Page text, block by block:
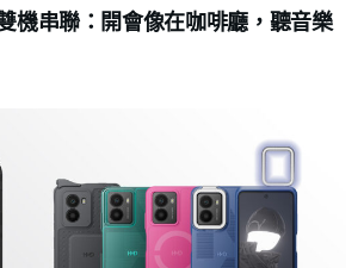
機串聯：開會像在咖啡廳，聽音樂